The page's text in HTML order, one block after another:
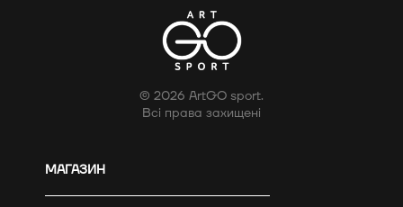
© 2026 ArtGO sport.
Всі права захищені
МАГАЗИН